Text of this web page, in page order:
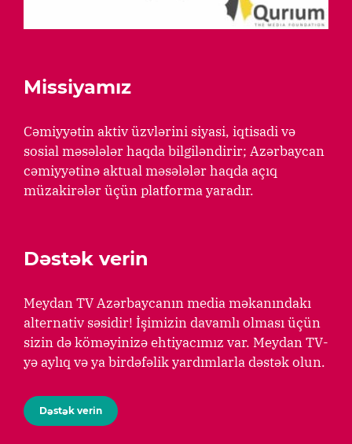
Missiyamız
Cəmiyyətin aktiv üzvlərini siyasi, iqtisadi və
sosial məsələlər haqda bilgiləndirir; Azərbaycan
cəmiyyətinə aktual məsələlər haqda açıq
müzakirələr üçün platforma yaradır.
Dəstək verin
Meydan TV Azərbaycanın media məkanındakı
alternativ səsidir! İşimizin davamlı olması üçün
sizin də köməyinizə ehtiyacımız var. Meydan TV-
yə aylıq və ya birdəfəlik yardımlarla dəstək olun.
Dəstək verin